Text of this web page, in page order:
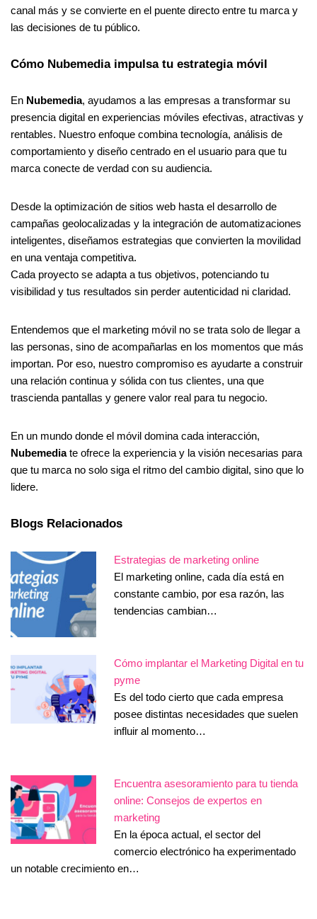
canal más y se convierte en el puente directo entre tu marca y
las decisiones de tu público.
Cómo Nubemedia impulsa tu estrategia móvil
En Nubemedia, ayudamos a las empresas a transformar su
presencia digital en experiencias móviles efectivas, atractivas y
rentables. Nuestro enfoque combina tecnología, análisis de
comportamiento y diseño centrado en el usuario para que tu
marca conecte de verdad con su audiencia.
Desde la optimización de sitios web hasta el desarrollo de
campañas geolocalizadas y la integración de automatizaciones
inteligentes, diseñamos estrategias que convierten la movilidad
en una ventaja competitiva.
Cada proyecto se adapta a tus objetivos, potenciando tu
visibilidad y tus resultados sin perder autenticidad ni claridad.
Entendemos que el marketing móvil no se trata solo de llegar a
las personas, sino de acompañarlas en los momentos que más
importan. Por eso, nuestro compromiso es ayudarte a construir
una relación continua y sólida con tus clientes, una que
trascienda pantallas y genere valor real para tu negocio.
En un mundo donde el móvil domina cada interacción,
Nubemediate ofrece la experiencia y la visión necesarias para
que tu marca no solo siga el ritmo del cambio digital, sino que lo
lidere.
Blogs Relacionados
Estrategias de marketing online
El marketing online, cada día está en
constante cambio, por esa razón, las
tendencias cambian…
Cómo implantar el Marketing Digital en tu
pyme
Es del todo cierto que cada empresa
posee distintas necesidades que suelen
influir al momento…
Encuentra asesoramiento para tu tienda
online: Consejos de expertos en
marketing
En la época actual, el sector del
comercio electrónico ha experimentado
un notable crecimiento en…